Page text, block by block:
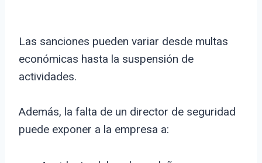
Las sanciones pueden variar desde multas
económicas hasta la suspensión de
actividades.
Además, la falta de un director de seguridad
puede exponer a la empresa a: